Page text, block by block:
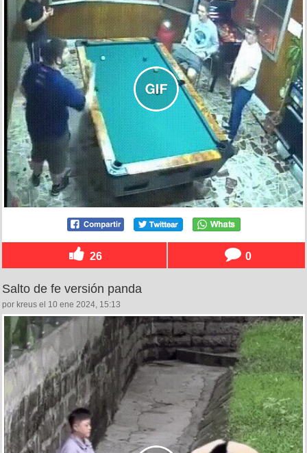
26 0
Salto de fe versión panda
por kreus el 10 ene 2024, 15:13